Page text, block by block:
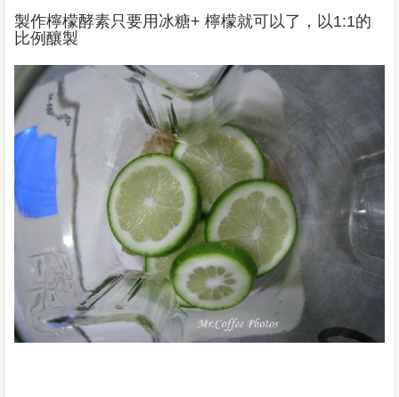
製作檸檬酵素只要用冰糖+ 檸檬就可以了，以1:1的
比例釀製